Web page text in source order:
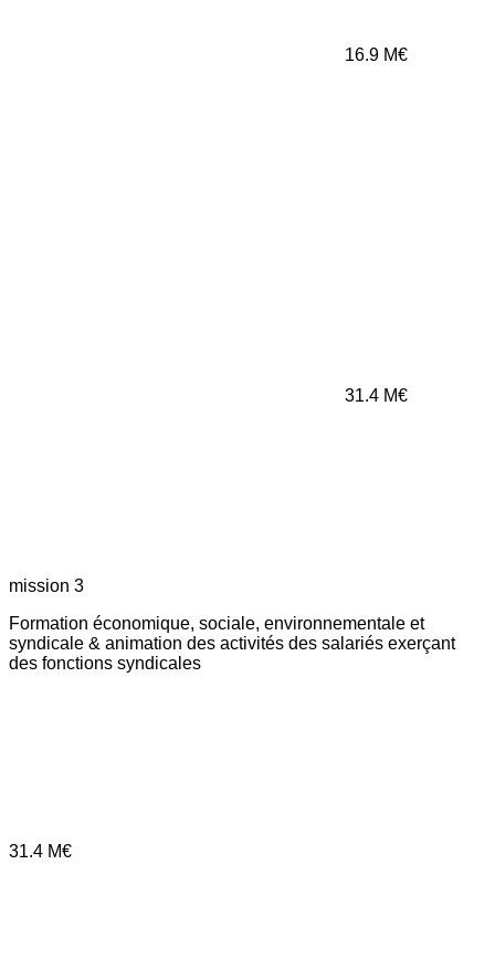
16.9 M€
31.4 M€
mission 3
Formation économique, sociale, environnementale et
syndicale & animation des activités des salariés exerçant
des fonctions syndicales
31.4 M€